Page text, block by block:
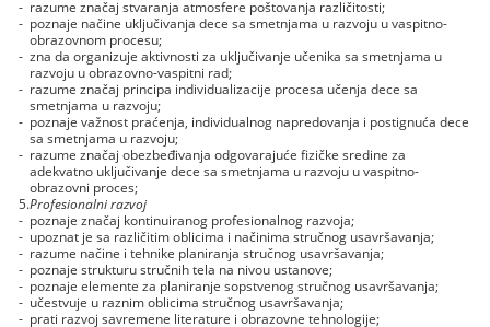
- razume značaj stvaranja atmosfere poštovanja različitosti;
- poznaje načine uključivanja dece sa smetnjama u razvoju u vaspitno-
obrazovnom procesu;
- zna da organizuje aktivnosti za uključivanje učenika sa smetnjama u
razvoju u obrazovno-vaspitni rad;
- razume značaj principa individualizacije procesa učenja dece sa
smetnjama u razvoju;
- poznaje važnost praćenja, individualnog napredovanja i postignuća dece
sa smetnjama u razvoju;
- razume značaj obezbeđivanja odgovarajuće fizičke sredine za
adekvatno uključivanje dece sa smetnjama u razvoju u vaspitno-
obrazovni proces;
5.Profesionalni razvoj
- poznaje značaj kontinuiranog profesionalnog razvoja;
- upoznat je sa različitim oblicima i načinima stručnog usavršavanja;
- razume načine i tehnike planiranja stručnog usavršavanja;
- poznaje strukturu stručnih tela na nivou ustanove;
- poznaje elemente za planiranje sopstvenog stručnog usavršavanja;
- učestvuje u raznim oblicima stručnog usavršavanja;
- prati razvoj savremene literature i obrazovne tehnologije;